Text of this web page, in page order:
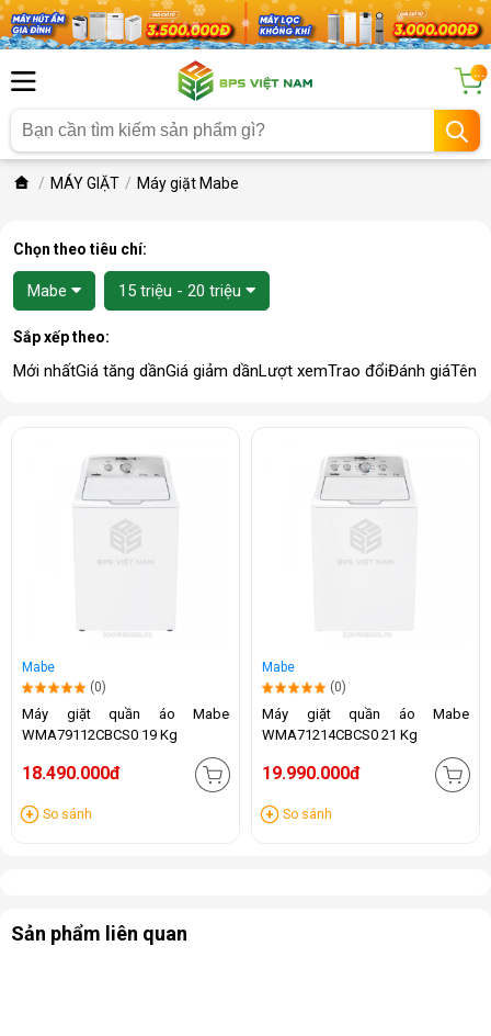
...
MÁY GIẶT Máy giặt Mabe
Chọn theo tiêu chí:
Mabe 15 triệu - 20 triệu
Sắp xếp theo:
Mới nhấtGiá tăng dầnGiá giảm dầnLượt xemTrao đổiĐánh giáTên
Mabe
(0)
Máy giặt quần áo Mabe
WMA79112CBCS0 19 Kg
18.490.000đ
So sánh
Mabe
(0)
Máy giặt quần áo Mabe
WMA71214CBCS0 21 Kg
19.990.000đ
So sánh
Sản phẩm liên quan